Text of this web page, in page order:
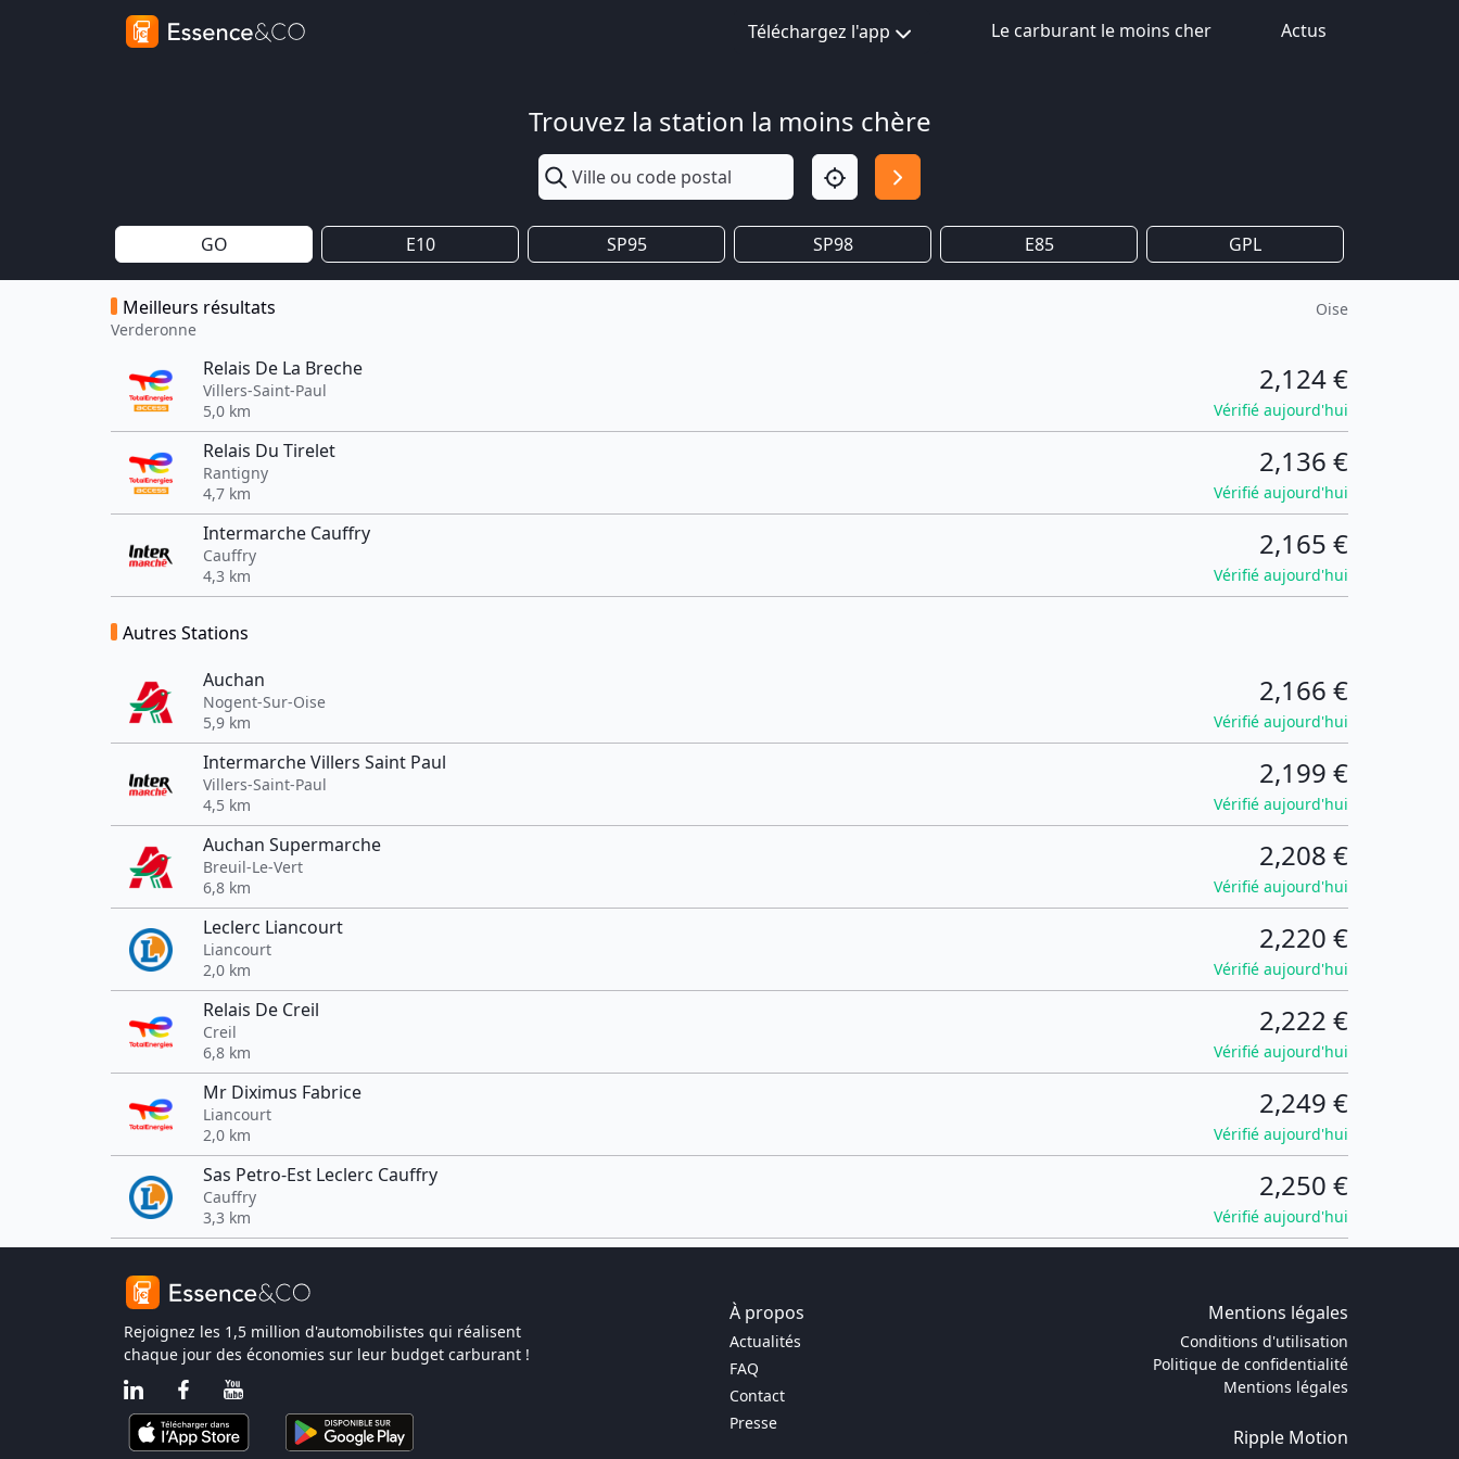
Téléchargez l'app Le carburant le moins cher Actus
Trouvez la station la moins chère
GO E10 SP95 SP98 E85 GPL
Meilleurs résultats
Verderonne
Oise
Relais De La Breche
Villers-Saint-Paul
5,0 km
2,124 €
Vérifié aujourd'hui
Relais Du Tirelet
Rantigny
4,7 km
2,136 €
Vérifié aujourd'hui
Intermarche Cauffry
Cauffry
4,3 km
2,165 €
Vérifié aujourd'hui
Autres Stations
Auchan
Nogent-Sur-Oise
5,9 km
2,166 €
Vérifié aujourd'hui
Intermarche Villers Saint Paul
Villers-Saint-Paul
4,5 km
2,199 €
Vérifié aujourd'hui
Auchan Supermarche
Breuil-Le-Vert
6,8 km
2,208 €
Vérifié aujourd'hui
Leclerc Liancourt
Liancourt
2,0 km
2,220 €
Vérifié aujourd'hui
Relais De Creil
Creil
6,8 km
2,222 €
Vérifié aujourd'hui
Mr Diximus Fabrice
Liancourt
2,0 km
2,249 €
Vérifié aujourd'hui
Sas Petro-Est Leclerc Cauffry
Cauffry
3,3 km
2,250 €
Vérifié aujourd'hui
Rejoignez les 1,5 million d'automobilistes qui réalisent
chaque jour des économies sur leur budget carburant !
À propos Mentions légales
Actualités
FAQ
Contact
Presse
Conditions d'utilisation
Politique de confidentialité
Mentions légales
Ripple Motion